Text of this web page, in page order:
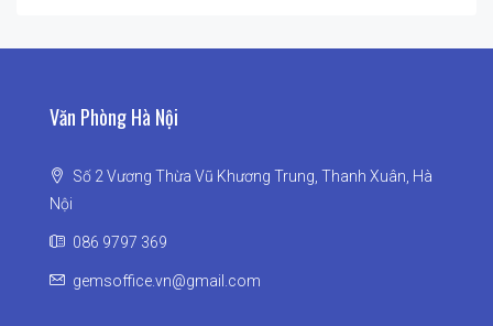
Văn Phòng Hà Nội
Số 2 Vương Thừa Vũ Khương Trung, Thanh Xuân, Hà
Nội
086 9797 369
gemsoffice.vn@gmail.com